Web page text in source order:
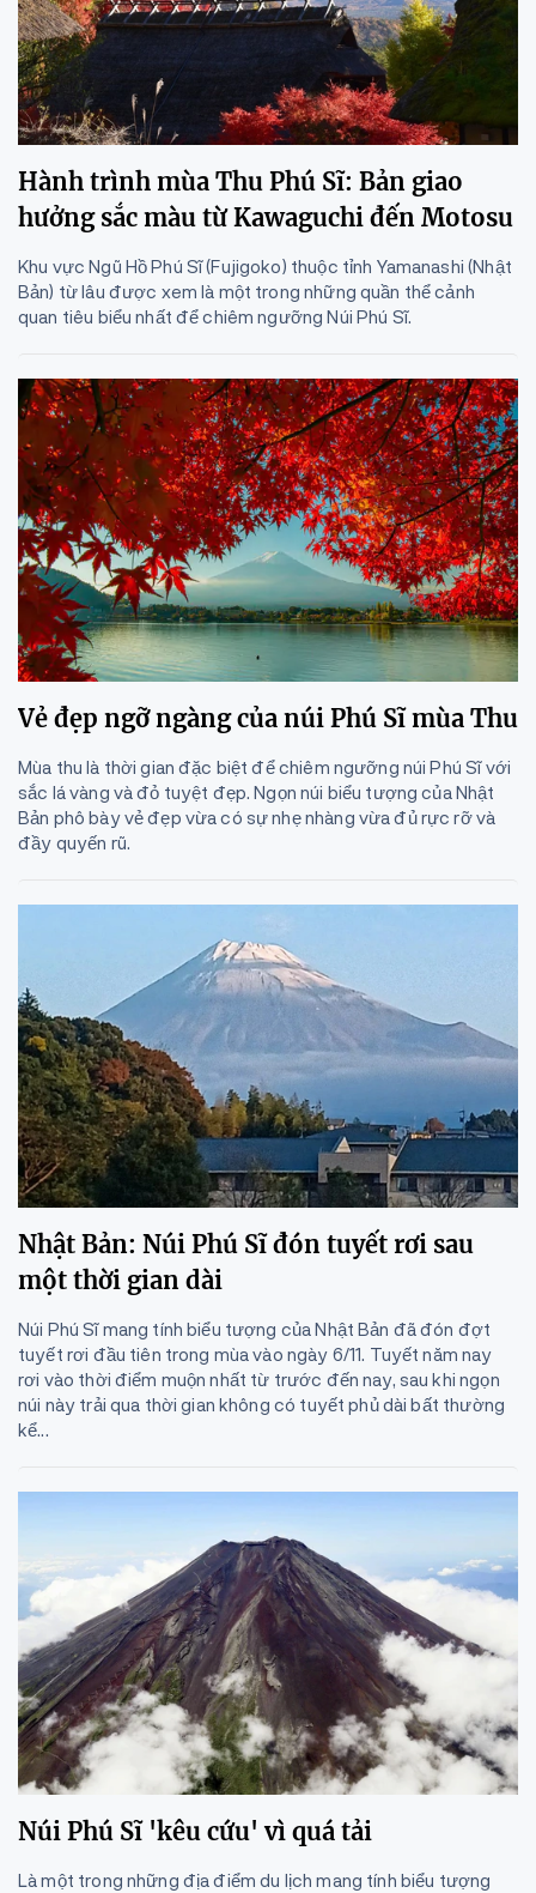
Hành trình mùa Thu Phú Sĩ: Bản giao
hưởng sắc màu từ Kawaguchi đến Motosu
Khu vực Ngũ Hồ Phú Sĩ (Fujigoko) thuộc tỉnh Yamanashi (Nhật
Bản) từ lâu được xem là một trong những quần thể cảnh
quan tiêu biểu nhất để chiêm ngưỡng Núi Phú Sĩ.
Vẻ đẹp ngỡ ngàng của núi Phú Sĩ mùa Thu
Mùa thu là thời gian đặc biệt để chiêm ngưỡng núi Phú Sĩ với
sắc lá vàng và đỏ tuyệt đẹp. Ngọn núi biểu tượng của Nhật
Bản phô bày vẻ đẹp vừa có sự nhẹ nhàng vừa đủ rực rỡ và
đầy quyến rũ.
Nhật Bản: Núi Phú Sĩ đón tuyết rơi sau
một thời gian dài
Núi Phú Sĩ mang tính biểu tượng của Nhật Bản đã đón đợt
tuyết rơi đầu tiên trong mùa vào ngày 6/11. Tuyết năm nay
rơi vào thời điểm muộn nhất từ trước đến nay, sau khi ngọn
núi này trải qua thời gian không có tuyết phủ dài bất thường
kể...
Núi Phú Sĩ 'kêu cứu' vì quá tải
Là một trong những địa điểm du lịch mang tính biểu tượng